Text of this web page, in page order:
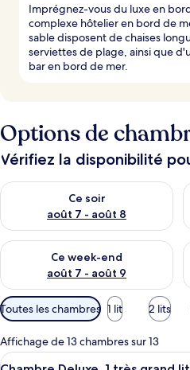
Imprégnez-vous du luxe en
complexe hôtelier en bord de
sable disposent de chaises
serviettes de plage, ainsi que
bar en bord de mer.
Options de
Vérifiez la disponibilité
Ce soir
août 7 - août 8
Vérifier la disponibilité pour ce
Ce week-end
août 7 - août 9
Vérifier la disponibilité pour ce
Filtres
disponibles
pour
les
Toutes les chambres 1 lit 2 lits
Affichage de 13 chambres sur 13
Afficher
11